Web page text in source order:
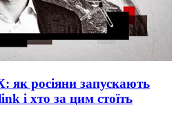
як росіяни запускають
і хто за цим стоїть